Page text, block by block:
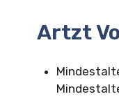
Artzt